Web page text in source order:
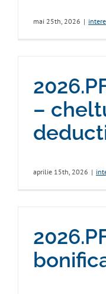
mai 25th, 2026 |
–
aprilie 15th, 2026 |